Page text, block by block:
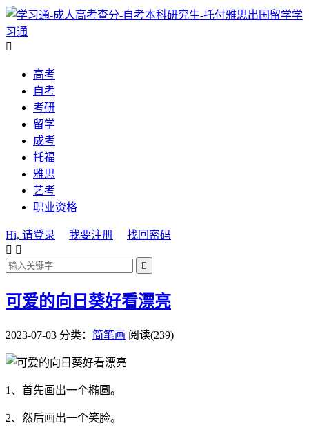
学
习通

高考
自考
考研
留学
成考
托福
雅思
艺考
职业资格
Hi, 请登录 我要注册
找回密码
 

可爱的向日葵好看漂亮
2023-07-03 分类： 简笔画 阅读(239)
1、首先画出一个椭圆。
2、然后画出一个笑脸。